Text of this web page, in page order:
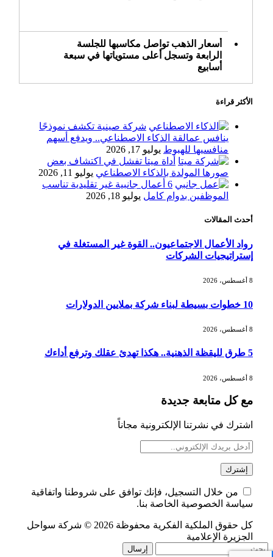
أسعار الذهب تواصل مكاسبها للجلسة
الرابعة وتسجل أعلى مستوياتها في سبعة
أسابيع
أسعار النفط ترتفع وسط ترقب نتائج
«طيران الرياض» يدشن أولى رحلاته إلى
مومباي ويضيف الوجهة التشغيلية الثامنة
مزاولة الأنشطة المالية عابرة الحدود
تطوير للبيئة الاستثمارية
بدعم من تراجع الدولار
الدولار الأمريكي يتراجع قرب أدنى
مستوياته في ستة أسابيع وسط تفاؤل
بشأن الشرق الأوسط
مع ترقب تطورات الوساطة بشأن الحرب
الأكثر قراءة
شركة صينية تكشف نموذجًا
ينافس عمالقة الذكاء الاصطناعي.. ويدفع أسهم
منافسيها للهبوط يوليو 17, 2026
أداة ميتا تفشل في اكتشاف بعض
صورها المولدة بالذكاء الاصطناعي يوليو 11, 2026
6 أعمال جانبية غير تقليدية تناسب
الموظفين بدوام كامل يوليو 18, 2026
أحدث المقالات
رواد الأعمال الاجتماعيون.. القوة غير المستغلة في
إستراتيجيات الشركات
8 أغسطس، 2026
10 خطوات بسيطة لبناء شركة بملايين الدولارات
8 أغسطس، 2026
5 طرق لليقظة الذهنية.. هكذا تهدئ عقلك وترفع أداءك
8 أغسطس، 2026
مع كل متابعة جديدة
اشترك في نشرتنا الإلكترونية مجاناً
من خلال التسجيل، فإنك توافق على شروطنا واتفاقية
سياسة الخصوصية الخاصة بنا.
كل حقوق الملكية الفكرية محفوظة 2026 © شركة سواحل
الجزيرة الإعلامية
إرسال